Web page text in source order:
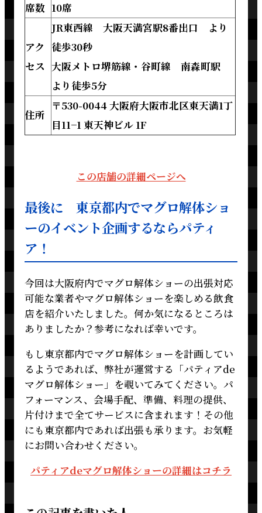
席数 10席
アク
セス
JR東西線 大阪天満宮駅8番出口 より
徒歩30秒
大阪メトロ堺筋線・谷町線 南森町駅
より徒歩5分
住所
〒530-0044 大阪府大阪市北区東天満1丁
目11−1 東天神ビル 1F
この店舗の詳細ページへ
最後に 東京都内でマグロ解体ショ
ーのイベント企画するならパティ
ア！
今回は大阪府内でマグロ解体ショーの出張対応
可能な業者やマグロ解体ショーを楽しめる飲食
店を紹介いたしました。何か気になるところは
ありましたか？参考になれば幸いです。
もし東京都内でマグロ解体ショーを計画してい
るようであれば、弊社が運営する「パティアde
マグロ解体ショー」を覗いてみてください。パ
フォーマンス、会場手配、準備、料理の提供、
片付けまで全てサービスに含まれます！その他
にも東京都内であれば出張も承ります。お気軽
にお問い合わせください。
パティアdeマグロ解体ショーの詳細はコチラ